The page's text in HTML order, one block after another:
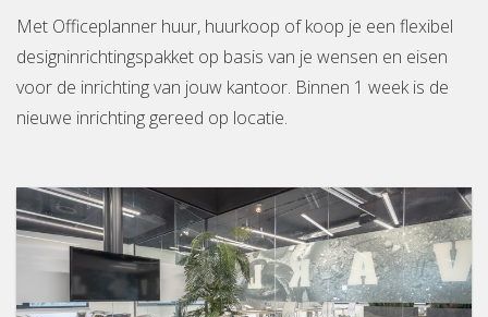
Met Officeplanner huur, huurkoop of koop je een flexibel
designinrichtingspakket op basis van je wensen en eisen
voor de inrichting van jouw kantoor. Binnen 1 week is de
nieuwe inrichting gereed op locatie.